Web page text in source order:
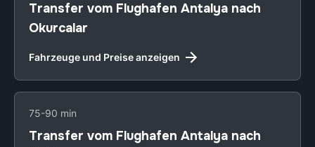
Transfer vom Flughafen Antalya nach
Okurcalar
Fahrzeuge und Preise anzeigen
75-90 min
Transfer vom Flughafen Antalya nach